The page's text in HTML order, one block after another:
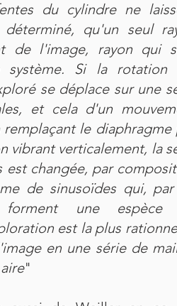
du cylindre ne
qu'un seul
de l'image, rayon qui
Si la rotation
se déplace sur une
et cela d'un
le diaphragme
vibrant verticalement, la
est changée, par
de sinusoïdes qui,
forment une espèce
est la plus
en une série de
"